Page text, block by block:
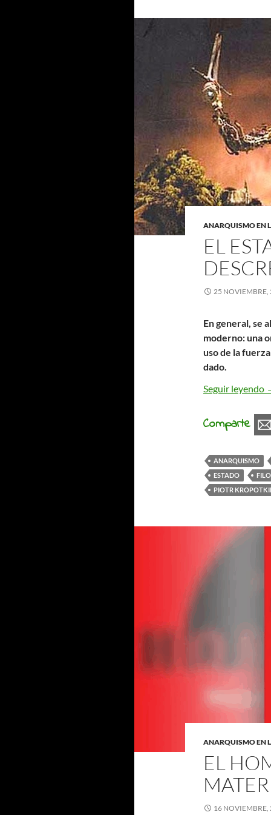
ANARQUISMO EN
EL
25 NOVIEMBRE,
En general, se
moderno: una
uso de la
dado.
Seguir leyendo
Comparte
ANARQUISMO
ESTADO
PIOTR
ANARQUISMO EN
EL
16 NOVIEMBRE,